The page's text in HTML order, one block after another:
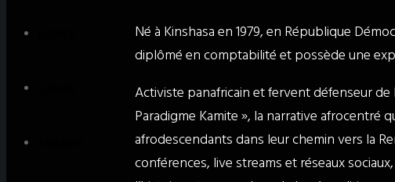
Né à Kinshasa en 1979, en République
diplômé en comptabilité et possède une
Activiste panafricain et fervent défenseur
Paradigme Kamite », la narrative afrocentré
afrodescendants dans leur chemin vers la
conférences, live streams et réseaux